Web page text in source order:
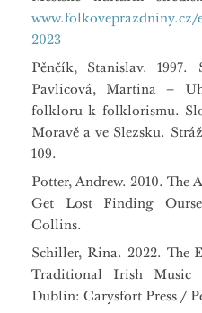
2023
Pěnčík, Stanislav. 1997.
Pavlicová, Martina –
folkloru k folklorismu.
Moravě a ve Slezsku.
109.
Potter, Andrew. 2010.
Get Lost Finding
Collins.
Schiller, Rina. 2022. The
Traditional Irish Music
Dublin: Carysfort Press /